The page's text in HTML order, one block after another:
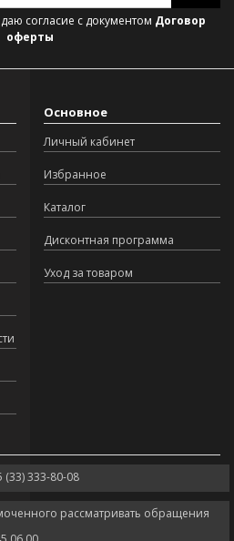
согласие с документом Договор
оферты
Основное
Личный кабинет
Избранное
Каталог
Дисконтная программа
Уход за товаром
(33) 333-80-08
рассматривать обращения